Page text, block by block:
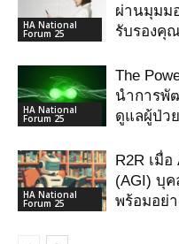
HA National
Forum 25
ผ่านมุมม
รับรองคุ
HA National
Forum 25
The
นำการพั
ดูแลผู้ป่ว
HA National
Forum 25
R2R เมื่
(AGI) บุ
พร้อมอย่า